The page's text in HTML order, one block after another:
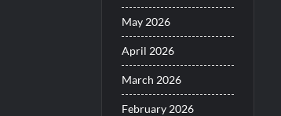
May 2026
April 2026
March 2026
February 2026